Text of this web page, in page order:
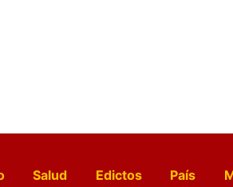
Salud Edictos País